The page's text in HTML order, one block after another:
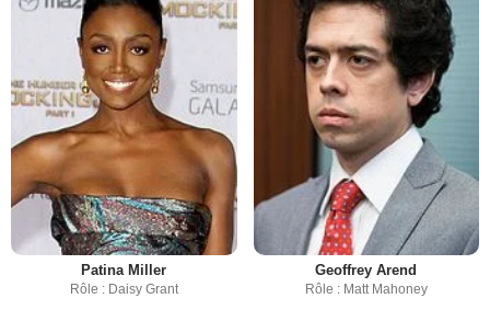
Patina Miller
Rôle : Daisy Grant
Geoffrey Arend
Rôle : Matt Mahoney